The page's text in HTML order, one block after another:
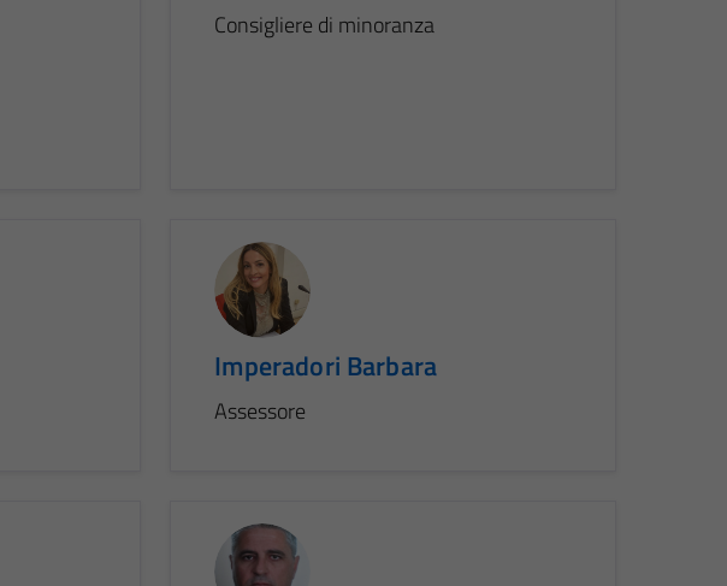
Consigliere di minoranza
Imperadori Barbara
Assessore